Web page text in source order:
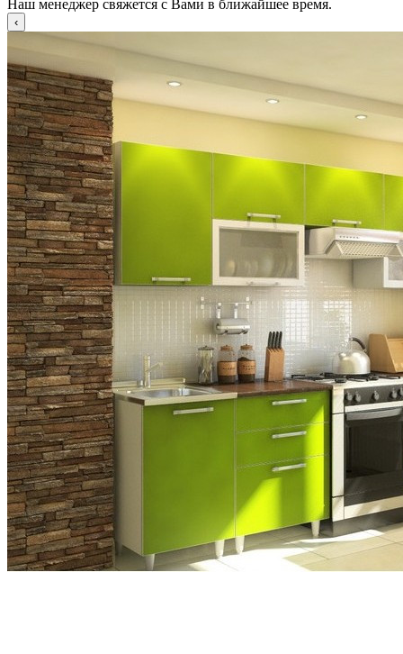
Наш менеджер свяжется с Вами в ближайшее время.